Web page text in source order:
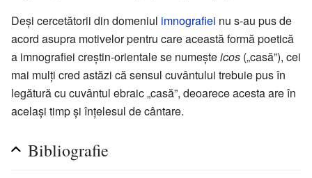
Deși cercetătorii din domeniul imnografiei nu s-au pus de
acord asupra motivelor pentru care această formă poetică
a imnografiei creștin-orientale se numeșteicos („casă”), cei
mai mulți cred astăzi că sensul cuvântului trebuie pus în
legătură cu cuvântul ebraic „casă”, deoarece acesta are în
același timp și înțelesul de cântare.
Bibliografie